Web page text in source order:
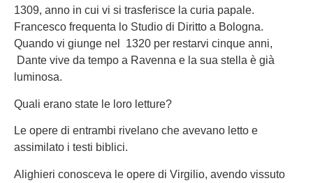
1309, anno in cui vi si trasferisce la curia papale.
Francesco frequenta lo Studio di Diritto a Bologna.
Quando vi giunge nel 1320 per restarvi cinque anni,
Dante vive da tempo a Ravenna e la sua stella è già
luminosa.
Quali erano state le loro letture?
Le opere di entrambi rivelano che avevano letto e
assimilato i testi biblici.
Alighieri conosceva le opere di Virgilio, avendo vissuto